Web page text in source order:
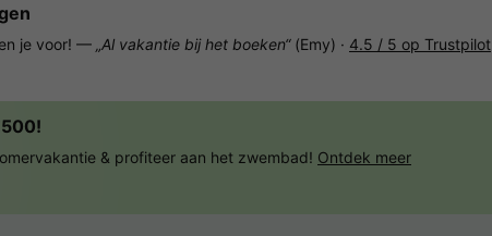
je voor! — „Al vakantie bij het boeken“(Emy) · 4.5 / 5 op Trustpilot
& profiteer aan het zwembad! Ontdek meer